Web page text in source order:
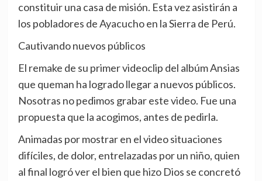
constituir una casa de misión. Esta vez asistirán a
los pobladores de Ayacucho en la Sierra de Perú.
Cautivando nuevos públicos
El remake de su primer videoclip del albúm Ansias
que queman ha logrado llegar a nuevos públicos.
Nosotras no pedimos grabar este video. Fue una
propuesta que la acogimos, antes de pedirla.
Animadas por mostrar en el video situaciones
difíciles, de dolor, entrelazadas por un niño, quien
al final logró ver el bien que hizo Dios se concretó